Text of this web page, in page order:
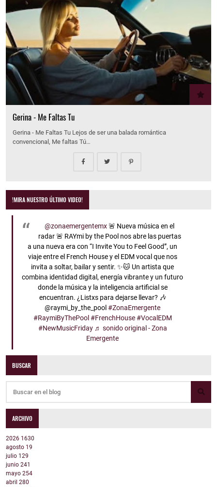
Gerina - Me Faltas Tu
Gerina - Me Faltas Tu Lejos de ser una balada romántica
convencional, Me faltas Tú…
!MIRA NUESTRO ÚLTIMO VIDEO!
@zonaemergentemx🚨 Nueva música en el
radar 🚨 RAYmi by the Pool nos abre las puertas
a una nueva era con “I Invite You to Feel Good”, un
viaje entre el French House y el EDM vocal que nos
invita a soltar, bailar y sentir. ✨🐱 Un artista que
combina identidad digital, energía vibrante y un futuro
donde la música y la inteligencia artificial se
encuentran. ¿Listxs para dejarse llevar? 🎶
@raymi_by_the_pool#ZonaEmergente
#RaymiByThePool #FrenchHouse #VocalEDM
#NewMusicFriday ♬ sonido original - Zona
Emergente
BUSCAR
ARCHIVO
2026 1630
agosto 19
julio 129
junio 241
mayo 254
abril 280